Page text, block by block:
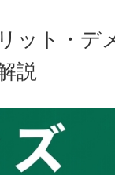
ット・デ
説